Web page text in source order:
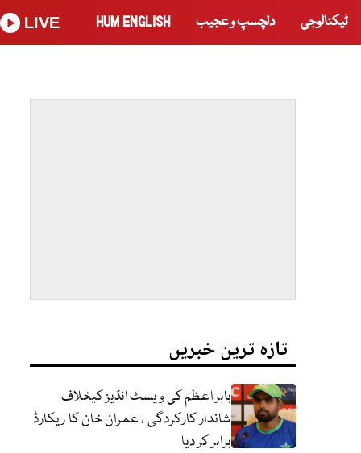
ٹیکنالوجی دلچسپ و عجیب HUM ENGLISH
LIVE
تازہ ترین خبریں
بابر اعظم کی ویسٹ انڈیز کیخلاف
شاندار کارکردگی ، عمران خان کا ریکارڈ
برابر کر دیا